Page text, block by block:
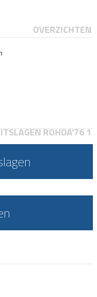
OVERZICHTEN
ROHDA'76 1